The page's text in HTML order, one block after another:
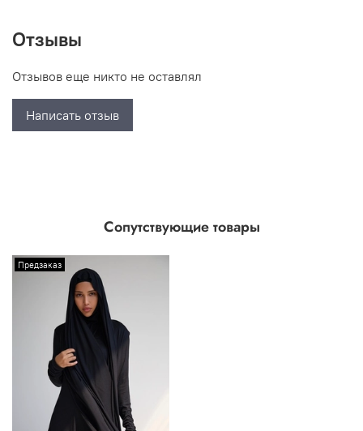
Отзывы
Отзывов еще никто не оставлял
Написать отзыв
Сопутствующие товары
Предзаказ